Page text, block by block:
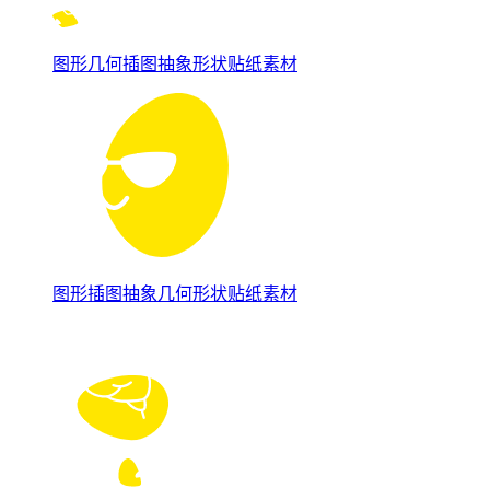
图形几何插图抽象形状贴纸素材
图形插图抽象几何形状贴纸素材